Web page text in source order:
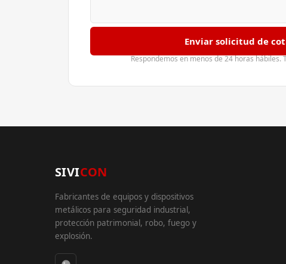
Enviar solicitud de
Respondemos en menos de 24 horas hábiles.
SIVICON
Fabricantes de equipos y dispositivos
metálicos para seguridad industrial,
protección patrimonial, robo, fuego y
explosión.